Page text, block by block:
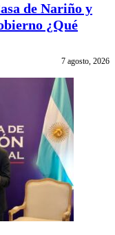
de Nariño y
¿Qué
7 agosto, 2026